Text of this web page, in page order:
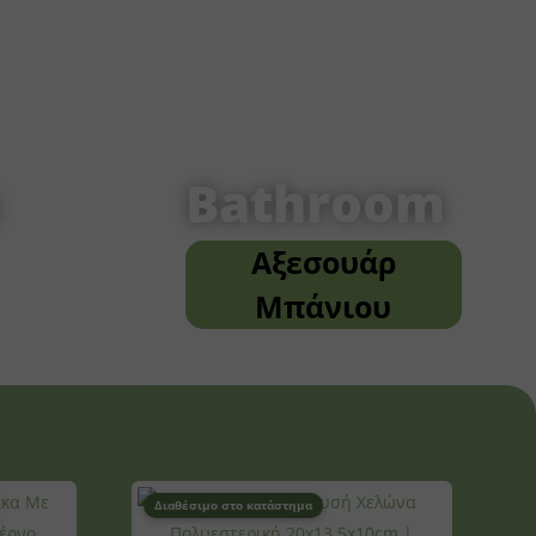
Bathroom
Αξεσουάρ
Μπάνιου
Διαθέσιμο στο κατάστημα